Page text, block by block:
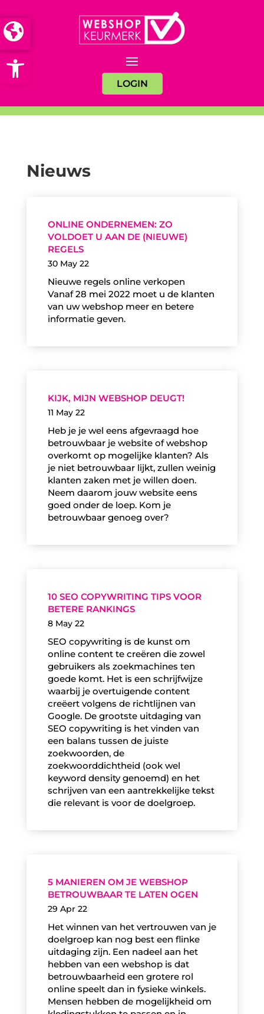
Open toolbar
LOGIN
Nieuws
ONLINE ONDERNEMEN: ZO
VOLDOET U AAN DE (NIEUWE)
REGELS
30 May 22
Nieuwe regels online verkopen
Vanaf 28 mei 2022 moet u de klanten
van uw webshop meer en betere
informatie geven.
KIJK, MIJN WEBSHOP DEUGT!
11 May 22
Heb je je wel eens afgevraagd hoe
betrouwbaar je website of webshop
overkomt op mogelijke klanten? Als
je niet betrouwbaar lijkt, zullen weinig
klanten zaken met je willen doen.
Neem daarom jouw website eens
goed onder de loep. Kom je
betrouwbaar genoeg over?
10 SEO COPYWRITING TIPS VOOR
BETERE RANKINGS
8 May 22
SEO copywriting is de kunst om
online content te creëren die zowel
gebruikers als zoekmachines ten
goede komt. Het is een schrijfwijze
waarbij je overtuigende content
creëert volgens de richtlijnen van
Google. De grootste uitdaging van
SEO copywriting is het vinden van
een balans tussen de juiste
zoekwoorden, de
zoekwoorddichtheid (ook wel
keyword density genoemd) en het
schrijven van een aantrekkelijke tekst
die relevant is voor de doelgroep.
5 MANIEREN OM JE WEBSHOP
BETROUWBAAR TE LATEN OGEN
29 Apr 22
Het winnen van het vertrouwen van je
doelgroep kan nog best een flinke
uitdaging zijn. Een nadeel aan het
hebben van een webshop is dat
betrouwbaarheid een grotere rol
online speelt dan in fysieke winkels.
Mensen hebben de mogelijkheid om